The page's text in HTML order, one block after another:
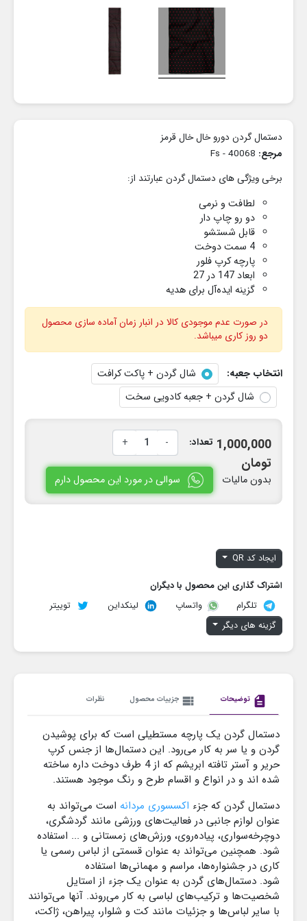
دستمال گردن دورو خال خال قرمز
مرجع:
برخی ویژگی های دستمال گردن عبارتند از:
لطافت و نرمی
دو رو چاپ دار
قابل شستشو
4 سمت دوخت
پارچه کرپ فلور
ابعاد 147 در 27
گزینه ایده‌آل برای هدیه
در صورت عدم موجودی کالا در انبار زمان آماده سازی محصول
دو روز کاری میباشد.
انتخاب جعبه:
شال گردن + پاکت کرافت
شال گردن + جعبه کادویی سخت
1,000,000
تومان
بدون مالیات
تعداد: -
+
سوالی در مورد این محصول دارم
ایجاد کد QR
اشتراک گذاری این محصول با دیگران
تلگرام
واتساپ لینکداین
توییتر
گزینه های دیگر
description توضیحات view_list جزییات محصول نظرات
دستمال گردن یک پارچه مستطیلی است که برای پوشیدن
گردن و یا سر به کار می‌رود. این دستمال‌ها از جنس کرپ
حریر و آستر تافته ابریشم که از 4 طرف دوخت داره ساخته
شده اند و در انواع و اقسام طرح و رنگ موجود هستند.
دستمال گردن که جزء اکسسوری مردانه است می‌تواند به
عنوان لوازم جانبی در فعالیت‌های ورزشی مانند گردشگری،
دوچرخه‌سواری، پیاده‌روی، ورزش‌های زمستانی و ... استفاده
شود. همچنین می‌تواند به عنوان قسمتی از لباس رسمی یا
کاری در جشنواره‌ها، مراسم و مهمانی‌ها استفاده
شود. دستمال‌های گردن به عنوان یک جزء از استایل
شخصیت‌ها و ترکیب‌های لباسی به کار می‌روند. آنها می‌توانند
با سایر لباس‌ها و جزئیات مانند کت و شلوار، پیراهن، ژاکت،